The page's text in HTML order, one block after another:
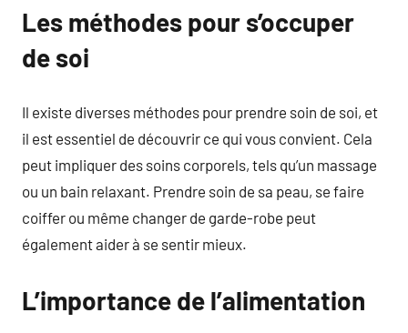
Les méthodes pour s’occuper
de soi
Il existe diverses méthodes pour prendre soin de soi, et
il est essentiel de découvrir ce qui vous convient. Cela
peut impliquer des soins corporels, tels qu’un massage
ou un bain relaxant. Prendre soin de sa peau, se faire
coiffer ou même changer de garde-robe peut
également aider à se sentir mieux.
L’importance de l’alimentation